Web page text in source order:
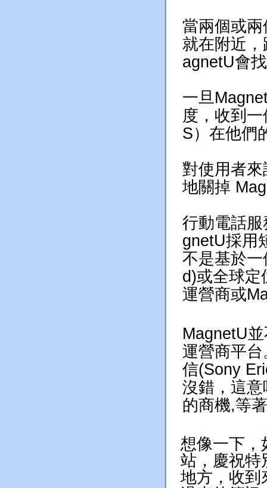
當兩個或
就在附近
agnetU會
一旦
度，收到一
S）在他們
對使用者
地關掉
行動電話
gnetU採用
不是基於
d)或全球定
運營商或
MagnetU
運營商平
信(Sony
沒錯，這
的商機,等
想像一下，
站，慶祝特
地方，收到